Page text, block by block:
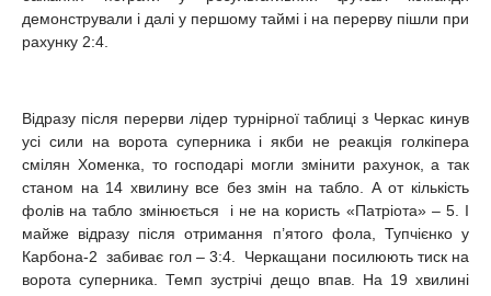
демонстрували і далі у першому таймі і на перерву пішли при
рахунку 2:4.
Відразу після перерви лідер турнірної таблиці з Черкас кинув
усі сили на ворота суперника і якби не реакція голкіпера
смілян Хоменка, то господарі могли змінити рахунок, а так
станом на 14 хвилину все без змін на табло. А от кількість
фолів на табло змінюється і не на користь «Патріота» – 5. І
майже відразу після отримання п’ятого фола, Тупчієнко у
Карбона-2 забиває гол – 3:4. Черкащани посилюють тиск на
ворота суперника. Темп зустрічі дещо впав. На 19 хвилині